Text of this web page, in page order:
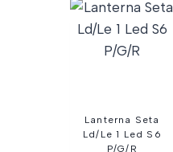
Lanterna Seta
Ld/Le 1 Led S6
P/G/R